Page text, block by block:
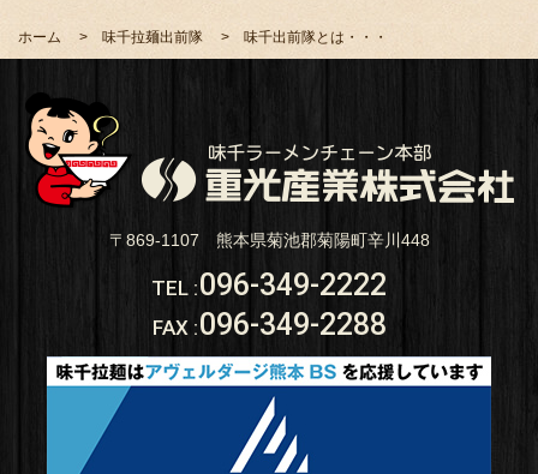
ホーム 味千拉麺出前隊 味千出前隊とは・・・
〒869-1107 熊本県菊池郡菊陽町辛川448
TEL :096-349-2222
FAX :096-349-2288